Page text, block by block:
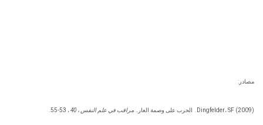
مصادر:
Dingfelder، SF (2009). الحرب على وصمة العار. مراقب في علم النفس ، 40 ، 53-55.